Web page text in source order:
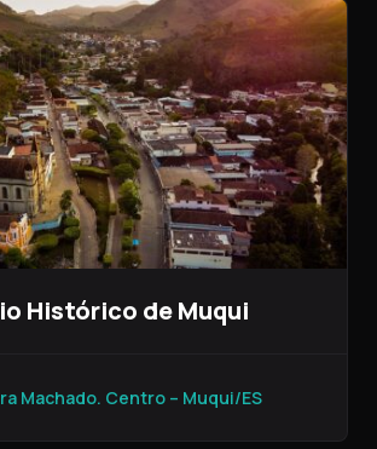
Histórico de Muqui
Machado. Centro – Muqui/ES